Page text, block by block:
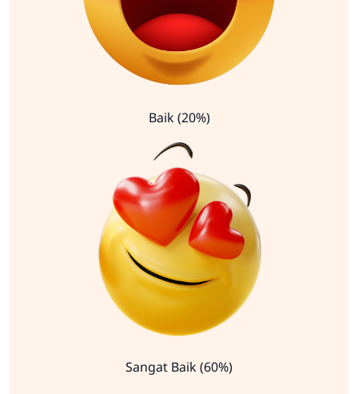
Baik (20%)
Sangat Baik (60%)